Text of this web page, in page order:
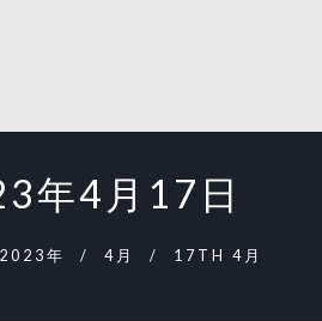
年4月17日
2023年 4月 17TH 4月